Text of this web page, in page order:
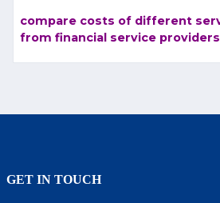
compare costs of different
from financial service providers
GET IN TOUCH